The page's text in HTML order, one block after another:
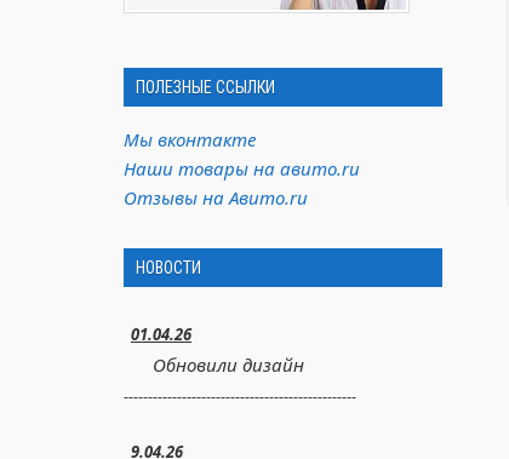
ПОЛЕЗНЫЕ ССЫЛКИ
Мы вконтакте
Наши товары на авито.ru
Отзывы на Авито.ru
НОВОСТИ
01.04.26
Обновили дизайн
------------------------------------------------
9.04.26